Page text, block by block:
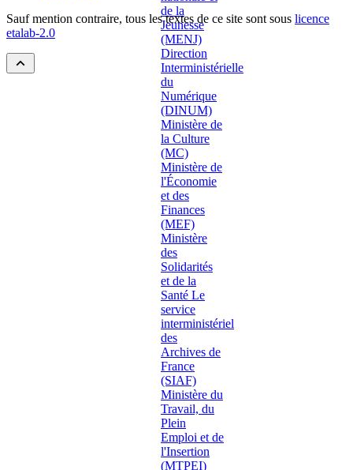
Sauf mention contraire, tous les textes de ce site sont sous licence
etalab-2.0